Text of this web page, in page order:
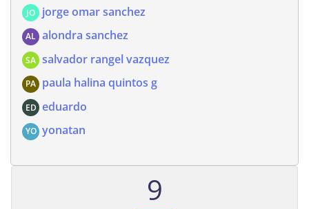
JO jorge omar sanchez
AL alondra sanchez
SA salvador rangel vazquez
PA paula halina quintos g
ED eduardo
YO yonatan
9